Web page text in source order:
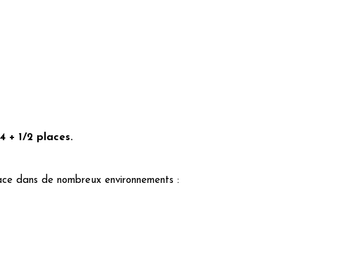
+ 1/2 places.
dans de nombreux environnements :